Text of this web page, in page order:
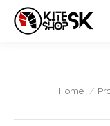
You are
Home